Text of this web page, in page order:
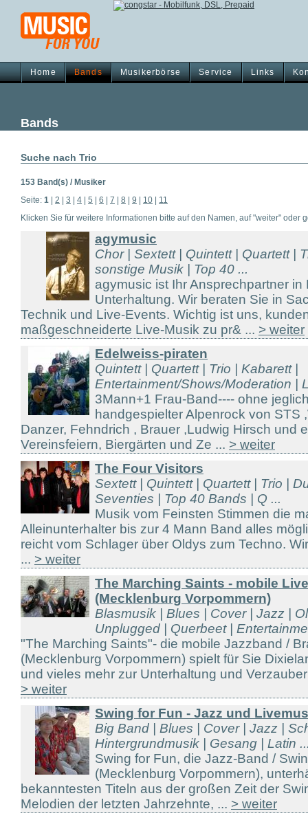
Home Bands Musikerbörse Service Links
Bands
Suche nach Trio
153 Band(s) / Musiker
Seite: 1 2 3 4 5 6 7 8 9 10
11
Klicken Sie für weitere Informationen bitte auf den Namen, auf "weiter" oder
agymusic
Chor | Sextett | Quintett | Quartett |
sonstige Musik | Top 40 ...
agymusic ist Ihr Ansprechpartner
Unterhaltung. Wir beraten Sie in
Technik und Live-Events. Wichtig ist uns,
maßgeschneiderte Live-Musik zu pr& ... > weiter
Edelweiss-piraten
Quintett | Quartett | Trio | Kabarett |
Entertainment/Shows/Moderation |
3Mann+1 Frau-Band---- ohne
handgespielter Alpenrock von STS
Danzer, Fehndrich , Brauer ,Ludwig Hirsch und
Vereinsfeiern, Biergärten und Ze ... > weiter
The Four Visitors
Sextett | Quintett | Quartett | Trio |
Seventies | Top 40 Bands | Q ...
Musik vom Feinsten Stimmen die
Alleinunterhalter bis zur 4 Mann Band alles
reicht vom Schlager über Oldys zum Techno.
... > weiter
The Marching Saints - mobile
(Mecklenburg Vorpommern)
Blasmusik | Blues | Cover | Jazz |
Unplugged | Querbeet |
"The Marching Saints"- die mobile Jazzband /
(Mecklenburg Vorpommern) spielt für Sie
und vieles mehr zur Unterhaltung und
> weiter
Swing for Fun - Jazz und
Big Band | Blues | Cover | Jazz |
Hintergrundmusik | Gesang | Latin
Swing for Fun, die Jazz-Band /
(Mecklenburg Vorpommern),
bekanntesten Titeln aus der großen Zeit der
Melodien der letzten Jahrzehnte, ... > weiter